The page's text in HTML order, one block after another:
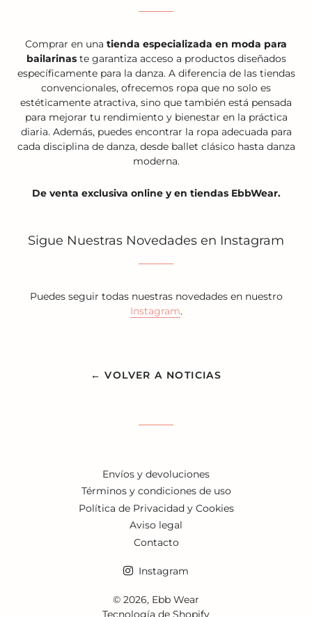
Comprar en una tienda especializada en moda para
bailarinaste garantiza acceso a productos diseñados
específicamente para la danza. A diferencia de las tiendas
convencionales, ofrecemos ropa que no solo es
estéticamente atractiva, sino que también está pensada
para mejorar tu rendimiento y bienestar en la práctica
diaria. Además, puedes encontrar la ropa adecuada para
cada disciplina de danza, desde ballet clásico hasta danza
moderna.
De venta exclusiva online y en tiendas EbbWear.
Sigue Nuestras Novedades en Instagram
Puedes seguir todas nuestras novedades en nuestro
Instagram.
← VOLVER A NOTICIAS
Envíos y devoluciones
Términos y condiciones de uso
Política de Privacidad y Cookies
Aviso legal
Contacto
Instagram
© 2026, Ebb Wear
Tecnología de Shopify